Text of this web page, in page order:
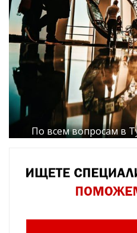
По всем вопросам в